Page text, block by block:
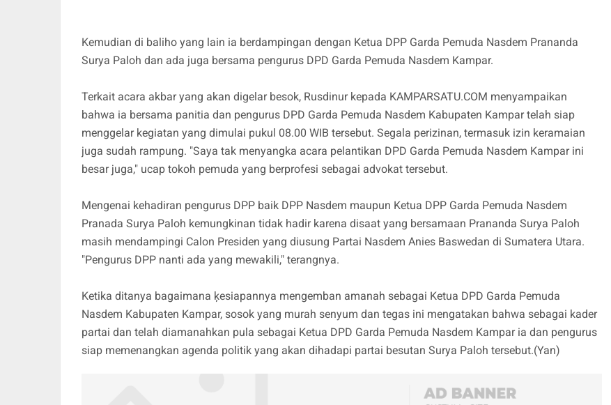
Kemudian di baliho yang lain ia berdampingan dengan Ketua DPP Garda Pemuda Nasdem Prananda
Surya Paloh dan ada juga bersama pengurus DPD Garda Pemuda Nasdem Kampar.
Terkait acara akbar yang akan digelar besok, Rusdinur kepada KAMPARSATU.COM menyampaikan
bahwa ia bersama panitia dan pengurus DPD Garda Pemuda Nasdem Kabupaten Kampar telah siap
menggelar kegiatan yang dimulai pukul 08.00 WIB tersebut. Segala perizinan, termasuk izin keramaian
juga sudah rampung. "Saya tak menyangka acara pelantikan DPD Garda Pemuda Nasdem Kampar ini
besar juga," ucap tokoh pemuda yang berprofesi sebagai advokat tersebut.
Mengenai kehadiran pengurus DPP baik DPP Nasdem maupun Ketua DPP Garda Pemuda Nasdem
Pranada Surya Paloh kemungkinan tidak hadir karena disaat yang bersamaan Prananda Surya Paloh
masih mendampingi Calon Presiden yang diusung Partai Nasdem Anies Baswedan di Sumatera Utara.
"Pengurus DPP nanti ada yang mewakili," terangnya.
Ketika ditanya bagaimana ķesiapannya mengemban amanah sebagai Ketua DPD Garda Pemuda
Nasdem Kabupaten Kampar, sosok yang murah senyum dan tegas ini mengatakan bahwa sebagai kader
partai dan telah diamanahkan pula sebagai Ketua DPD Garda Pemuda Nasdem Kampar ia dan pengurus
siap memenangkan agenda politik yang akan dihadapi partai besutan Surya Paloh tersebut.(Yan)